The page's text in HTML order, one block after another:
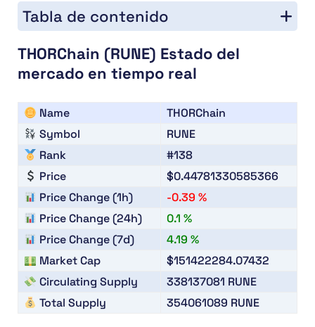
Tabla de contenido
THORChain (RUNE) Estado del
mercado en tiempo real
Name
THORChain
Symbol
RUNE
Rank
#138
Price
$0.44781330585366
Price Change (1h)
-0.39 %
Price Change (24h)
0.1 %
Price Change (7d)
4.19 %
Market Cap
$151422284.07432
Circulating Supply
338137081 RUNE
Total Supply
354061089 RUNE